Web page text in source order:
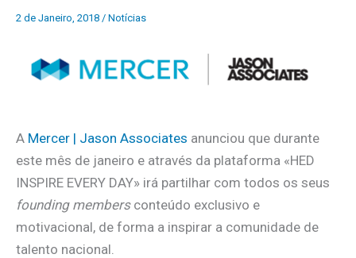
2 de Janeiro, 2018 / Notícias
A Mercer | Jason Associates anunciou que durante
este mês de janeiro e através da plataforma «HED
INSPIRE EVERY DAY» irá partilhar com todos os seus
founding membersconteúdo exclusivo e
motivacional, de forma a inspirar a comunidade de
talento nacional.